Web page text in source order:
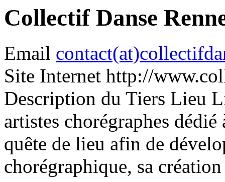
Collectif Danse
Email
Site Internet http://
Description du Tiers Lieu
artistes chorégraphes
quête de lieu afin de
chorégraphique, sa